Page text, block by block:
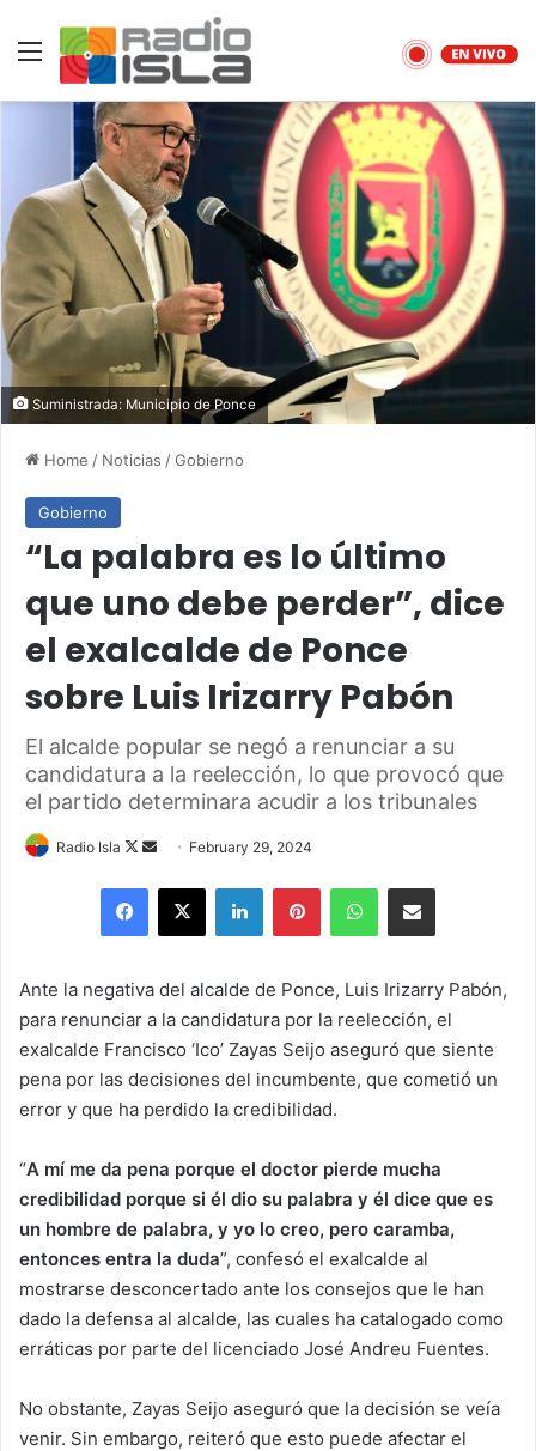
Menu
Suministrada: Municipio de Ponce
Home / Noticias /Gobierno
Gobierno
“La palabra es lo último
que uno debe perder”, dice
el exalcalde de Ponce
sobre Luis Irizarry Pabón
El alcalde popular se negó a renunciar a su
candidatura a la reelección, lo que provocó que
el partido determinara acudir a los tribunales
Radio Isla
Follow
Send
email
February 29, 2024
Facebook
X LinkedInPinterestWhatsAppShare via Email
Ante la negativa del alcalde de Ponce, Luis Irizarry Pabón,
para renunciar a la candidatura por la reelección, el
exalcalde Francisco ‘Ico’ Zayas Seijo aseguró que siente
pena por las decisiones del incumbente, que cometió un
error y que ha perdido la credibilidad.
“A mí me da pena porque el doctor pierde mucha
credibilidad porque si él dio su palabra y él dice que es
un hombre de palabra, y yo lo creo, pero caramba,
entonces entra la duda”, confesó el exalcalde al
mostrarse desconcertado ante los consejos que le han
dado la defensa al alcalde, las cuales ha catalogado como
erráticas por parte del licenciado José Andreu Fuentes.
No obstante, Zayas Seijo aseguró que la decisión se veía
venir. Sin embargo, reiteró que esto puede afectar el